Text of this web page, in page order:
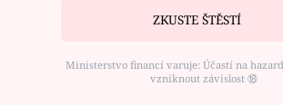
ZKUSTE ŠTĚSTÍ
Ministerstvo financí varuje: Účastí na
vzniknout závislost ⑱